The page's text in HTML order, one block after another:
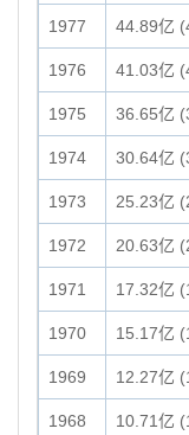
1977 44.89亿
1976 41.03亿
1975 36.65亿
1974 30.64亿
1973 25.23亿
1972 20.63亿
1971 17.32亿
1970 15.17亿
1969 12.27亿
1968 10.71亿